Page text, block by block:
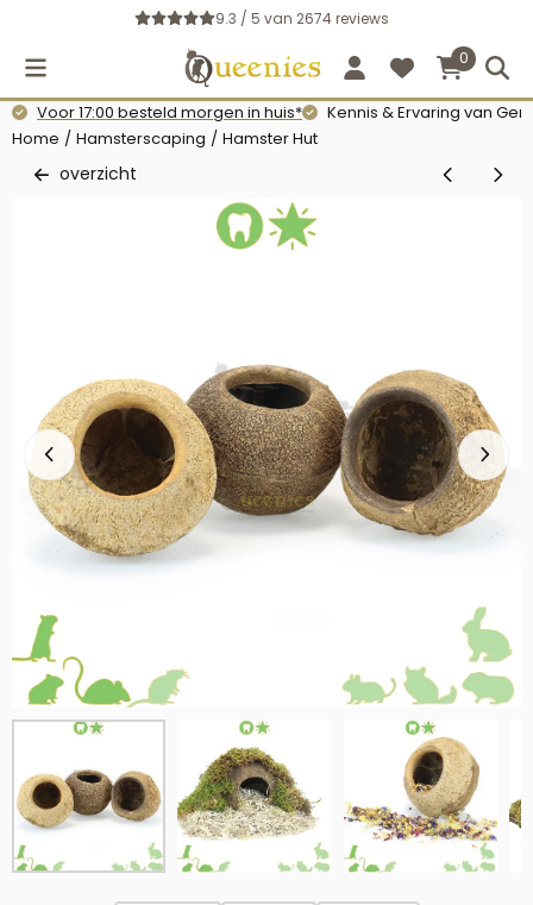
Cookievoorkeuren zijn momenteel gesloten.
9.3 / 5 van 2674reviews
0
Voor 17:00 besteld morgen in huis*
Kennis & Ervaring van
Home / Hamsterscaping / Hamster Hut
overzicht